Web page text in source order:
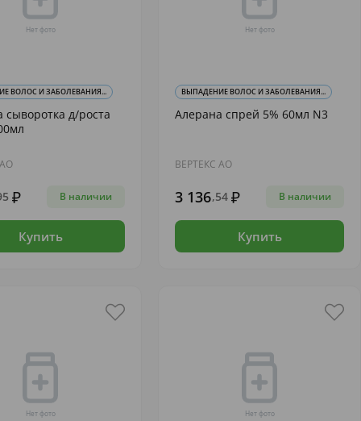
ВОЛОС И ЗАБОЛЕВАНИЯ...
сыворотка д/роста
В наличии
Купить
ВЫПАДЕНИЕ ВОЛОС И ЗАБОЛЕВАНИЯ...
Алерана спрей 5% 60мл N3
ВЕРТЕКС АО
3 136,54 В наличии
Купить